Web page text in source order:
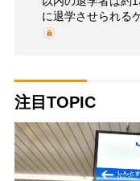
に退学させられる
注目TOPIC